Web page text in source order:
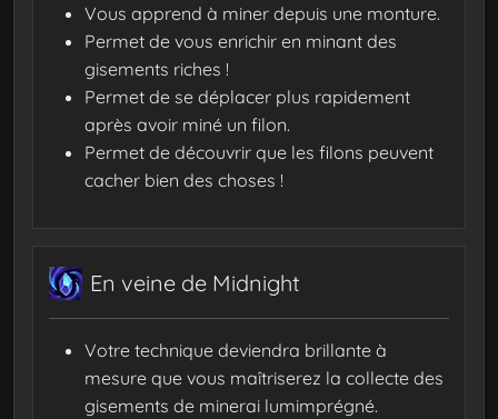
Vous apprend à miner depuis une monture.
Permet de vous enrichir en minant des
gisements riches !
Permet de se déplacer plus rapidement
après avoir miné un filon.
Permet de découvrir que les filons peuvent
cacher bien des choses !
En veine de Midnight
Votre technique deviendra brillante à
mesure que vous maîtriserez la collecte des
gisements de minerai lumimprégné.